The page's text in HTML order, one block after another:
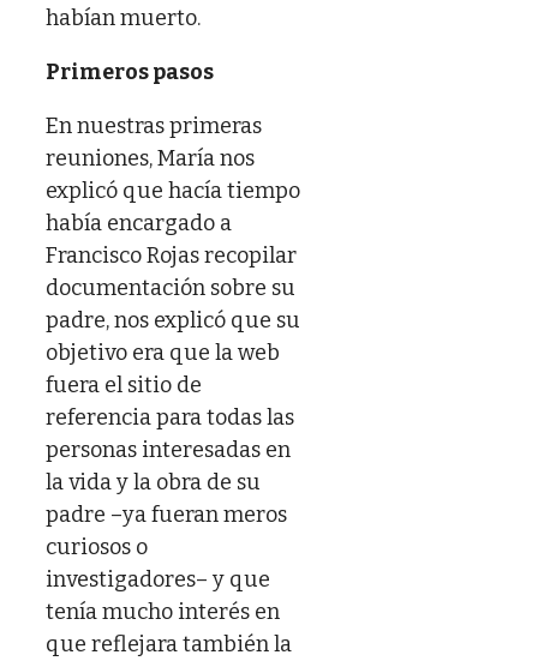
habían muerto.
Primeros pasos
En nuestras primeras
reuniones, María nos
explicó que hacía tiempo
había encargado a
Francisco Rojas recopilar
documentación sobre su
padre, nos explicó que su
objetivo era que la web
fuera el sitio de
referencia para todas las
personas interesadas en
la vida y la obra de su
padre –ya fueran meros
curiosos o
investigadores– y que
tenía mucho interés en
que reflejara también la